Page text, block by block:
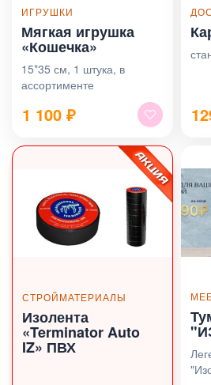
ИГРУШКИ
Мягкая игрушка
«Кошечка»
15*35 см, 1 штука, в
ассортименте
1 100 ₽
СТРОЙМАТЕРИАЛЫ
Изолента
«Terminator Auto
IZ» ПВХ